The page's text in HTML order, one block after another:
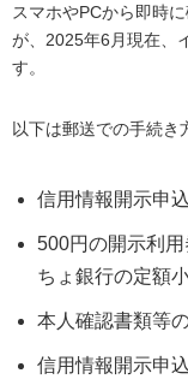
スマホやPCから即時
が、2025年6月現在、
す。
以下は郵送での手続き
信用情報開示申
500円の開示利
ちょ銀行の定額
本人確認書類等
信用情報開示申